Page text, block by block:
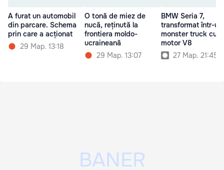
A furat un automobil
din parcare. Schema
prin care a acționat
29 Мар. 13:18
O tonă de miez de
nucă, reținută la
frontiera moldo-
ucraineană
29 Мар. 13:07
BMW Seria 7,
transformat într-un
monster truck cu
motor V8
27 Мар. 21:45